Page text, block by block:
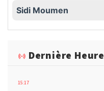
Sidi Moumen
Dernière Heure
15:17